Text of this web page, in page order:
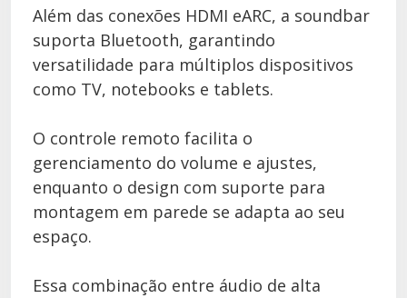
Além das conexões HDMI eARC, a soundbar
suporta Bluetooth, garantindo
versatilidade para múltiplos dispositivos
como TV, notebooks e tablets.
O controle remoto facilita o
gerenciamento do volume e ajustes,
enquanto o design com suporte para
montagem em parede se adapta ao seu
espaço.
Essa combinação entre áudio de alta